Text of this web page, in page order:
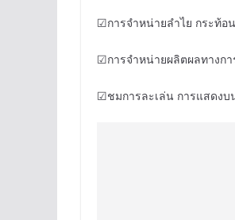
☑การจำหน่ายลำไย กระท้อ
☑การจำหน่ายผลิตผลทางก
☑ชมการละเล่น การแสดงบ